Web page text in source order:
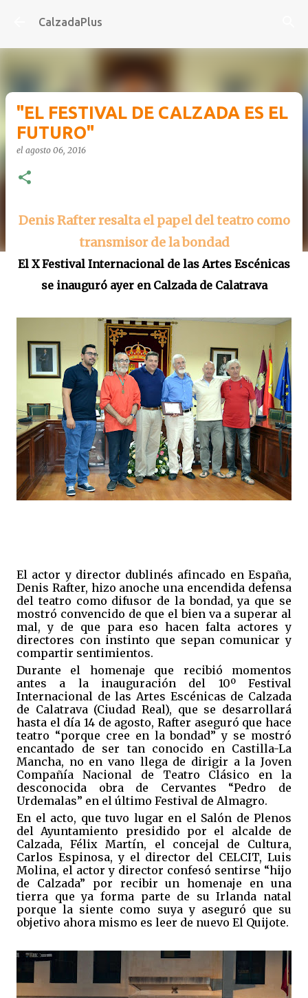
Ir al contenido principal
CalzadaPlus
"EL FESTIVAL DE CALZADA ES EL
FUTURO"
el agosto 06, 2016
Denis Rafter resalta el papel del teatro como
transmisor de la bondad
El X Festival Internacional de las Artes Escénicas
se inauguró ayer en Calzada de Calatrava
El actor y director dublinés afincado en España,
Denis Rafter, hizo anoche una encendida defensa
del teatro como difusor de la bondad, ya que se
mostró convencido de que el bien va a superar al
mal, y de que para eso hacen falta actores y
directores con instinto que sepan comunicar y
compartir sentimientos.
Durante el homenaje que recibió momentos
antes a la inauguración del 10º Festival
Internacional de las Artes Escénicas de Calzada
de Calatrava (Ciudad Real), que se desarrollará
hasta el día 14 de agosto, Rafter aseguró que hace
teatro “porque cree en la bondad” y se mostró
encantado de ser tan conocido en Castilla-La
Mancha, no en vano llega de dirigir a la Joven
Compañía Nacional de Teatro Clásico en la
desconocida obra de Cervantes “Pedro de
Urdemalas” en el último Festival de Almagro.
En el acto, que tuvo lugar en el Salón de Plenos
del Ayuntamiento presidido por el alcalde de
Calzada, Félix Martín, el concejal de Cultura,
Carlos Espinosa, y el director del CELCIT, Luis
Molina, el actor y director confesó sentirse “hijo
de Calzada” por recibir un homenaje en una
tierra que ya forma parte de su Irlanda natal
porque la siente como suya y aseguró que su
objetivo ahora mismo es leer de nuevo El Quijote.